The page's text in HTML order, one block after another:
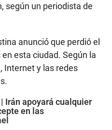
según un periodista de
anunció que perdió el
esta ciudad. Según la
Internet y las redes
Irán apoyará cualquier
en las